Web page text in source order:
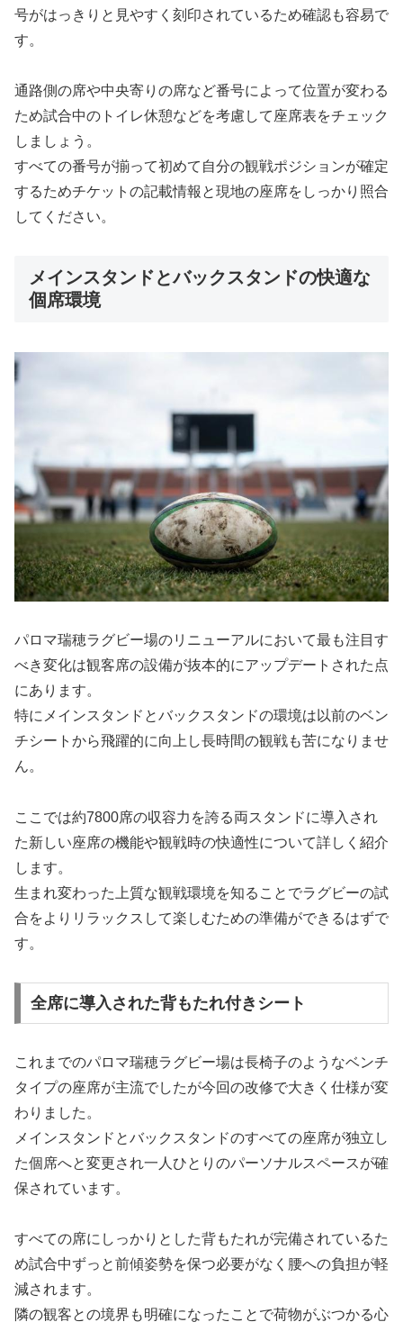
号がはっきりと見やすく刻印されているため確認も容易で
す。
通路側の席や中央寄りの席など番号によって位置が変わる
ため試合中のトイレ休憩などを考慮して座席表をチェック
しましょう。
すべての番号が揃って初めて自分の観戦ポジションが確定
するためチケットの記載情報と現地の座席をしっかり照合
してください。
メインスタンドとバックスタンドの快適な
個席環境
パロマ瑞穂ラグビー場のリニューアルにおいて最も注目す
べき変化は観客席の設備が抜本的にアップデートされた点
にあります。
特にメインスタンドとバックスタンドの環境は以前のベン
チシートから飛躍的に向上し長時間の観戦も苦になりませ
ん。
ここでは約7800席の収容力を誇る両スタンドに導入され
た新しい座席の機能や観戦時の快適性について詳しく紹介
します。
生まれ変わった上質な観戦環境を知ることでラグビーの試
合をよりリラックスして楽しむための準備ができるはずで
す。
全席に導入された背もたれ付きシート
これまでのパロマ瑞穂ラグビー場は長椅子のようなベンチ
タイプの座席が主流でしたが今回の改修で大きく仕様が変
わりました。
メインスタンドとバックスタンドのすべての座席が独立し
た個席へと変更され一人ひとりのパーソナルスペースが確
保されています。
すべての席にしっかりとした背もたれが完備されているた
め試合中ずっと前傾姿勢を保つ必要がなく腰への負担が軽
減されます。
隣の観客との境界も明確になったことで荷物がぶつかる心